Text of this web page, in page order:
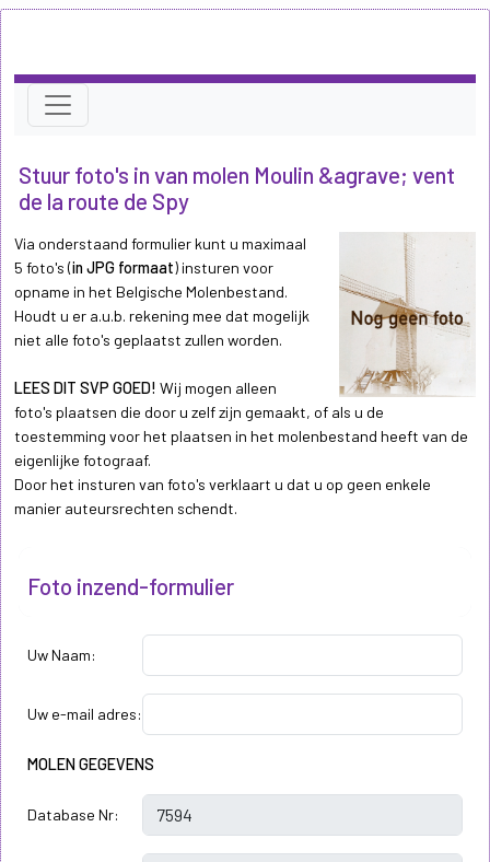
Stuur foto's in van molen Moulin &agrave; vent
de la route de Spy
Via onderstaand formulier kunt u maximaal
5 foto's (in JPG formaat) insturen voor
opname in het Belgische Molenbestand.
Houdt u er a.u.b. rekening mee dat mogelijk
niet alle foto's geplaatst zullen worden.
LEES DIT SVP GOED! Wij mogen alleen
foto's plaatsen die door u zelf zijn gemaakt, of als u de
toestemming voor het plaatsen in het molenbestand heeft van de
eigenlijke fotograaf.
Door het insturen van foto's verklaart u dat u op geen enkele
manier auteursrechten schendt.
Foto inzend-formulier
Uw Naam:
Uw e-mail adres:
MOLEN GEGEVENS
Database Nr: